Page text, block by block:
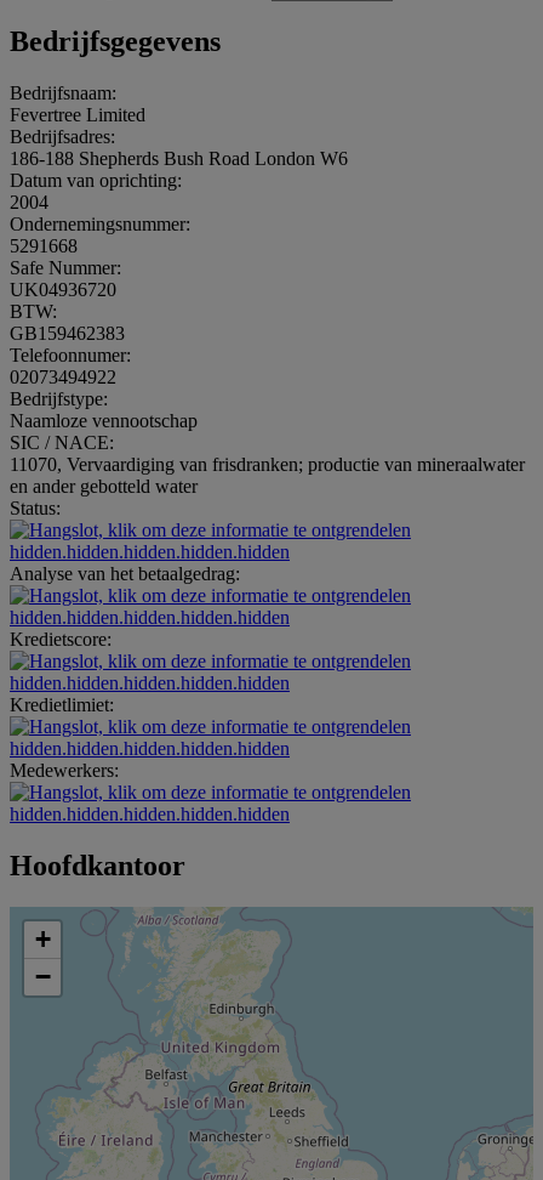
Bedrijfsgegevens
Bedrijfsnaam:
Fevertree Limited
Bedrijfsadres:
186-188 Shepherds Bush Road London W6
Datum van oprichting:
2004
Ondernemingsnummer:
5291668
Safe Nummer:
UK04936720
BTW:
GB159462383
Telefoonnumer:
02073494922
Bedrijfstype:
Naamloze vennootschap
SIC / NACE:
11070, Vervaardiging van frisdranken; productie van mineraalwater
en ander gebotteld water
Status:
hidden.hidden.hidden.hidden.hidden
Analyse van het betaalgedrag:
hidden.hidden.hidden.hidden.hidden
Kredietscore:
hidden.hidden.hidden.hidden.hidden
Kredietlimiet:
hidden.hidden.hidden.hidden.hidden
Medewerkers:
hidden.hidden.hidden.hidden.hidden
Hoofdkantoor
+
−